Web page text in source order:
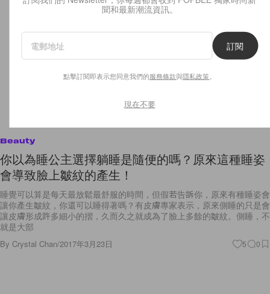
你以為睡公主選擇躺睡是隨便的嗎？原來這種睡姿
會導致臉上皺紋的產生！
睡覺可以算是每天最放鬆最舒服的時間，但假若告訴你，原來有種睡姿會
讓皮膚形成許多細小的摺，久而久之就成為了臉上多餘的皺紋。側睡，不
就是大部
ByCrystal Chan
聞和最新潮流資訊。
訂閱
點擊訂閱即表示您同意我們的服務條款與隱私政策
現在不要